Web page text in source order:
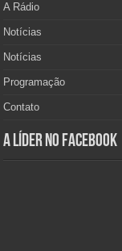
A Rádio
Notícias
Notícias
Programação
Contato
A Líder no Facebook